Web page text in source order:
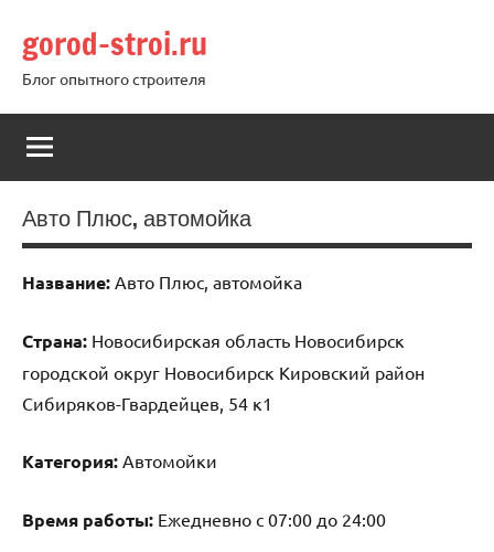
содержимому
gorod-stroi.ru
Блог опытного строителя
Авто Плюс, автомойка
Название: Авто Плюс, автомойка
Страна: Новосибирская область Новосибирск
городской округ Новосибирск Кировский район
Сибиряков-Гвардейцев, 54 к1
Категория: Автомойки
Время работы: Ежедневно с 07:00 до 24:00